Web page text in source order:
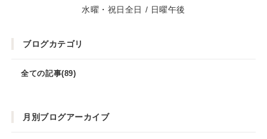
水曜・祝日全日 / 日曜午後
ブログカテゴリ
全ての記事(89)
月別ブログアーカイブ